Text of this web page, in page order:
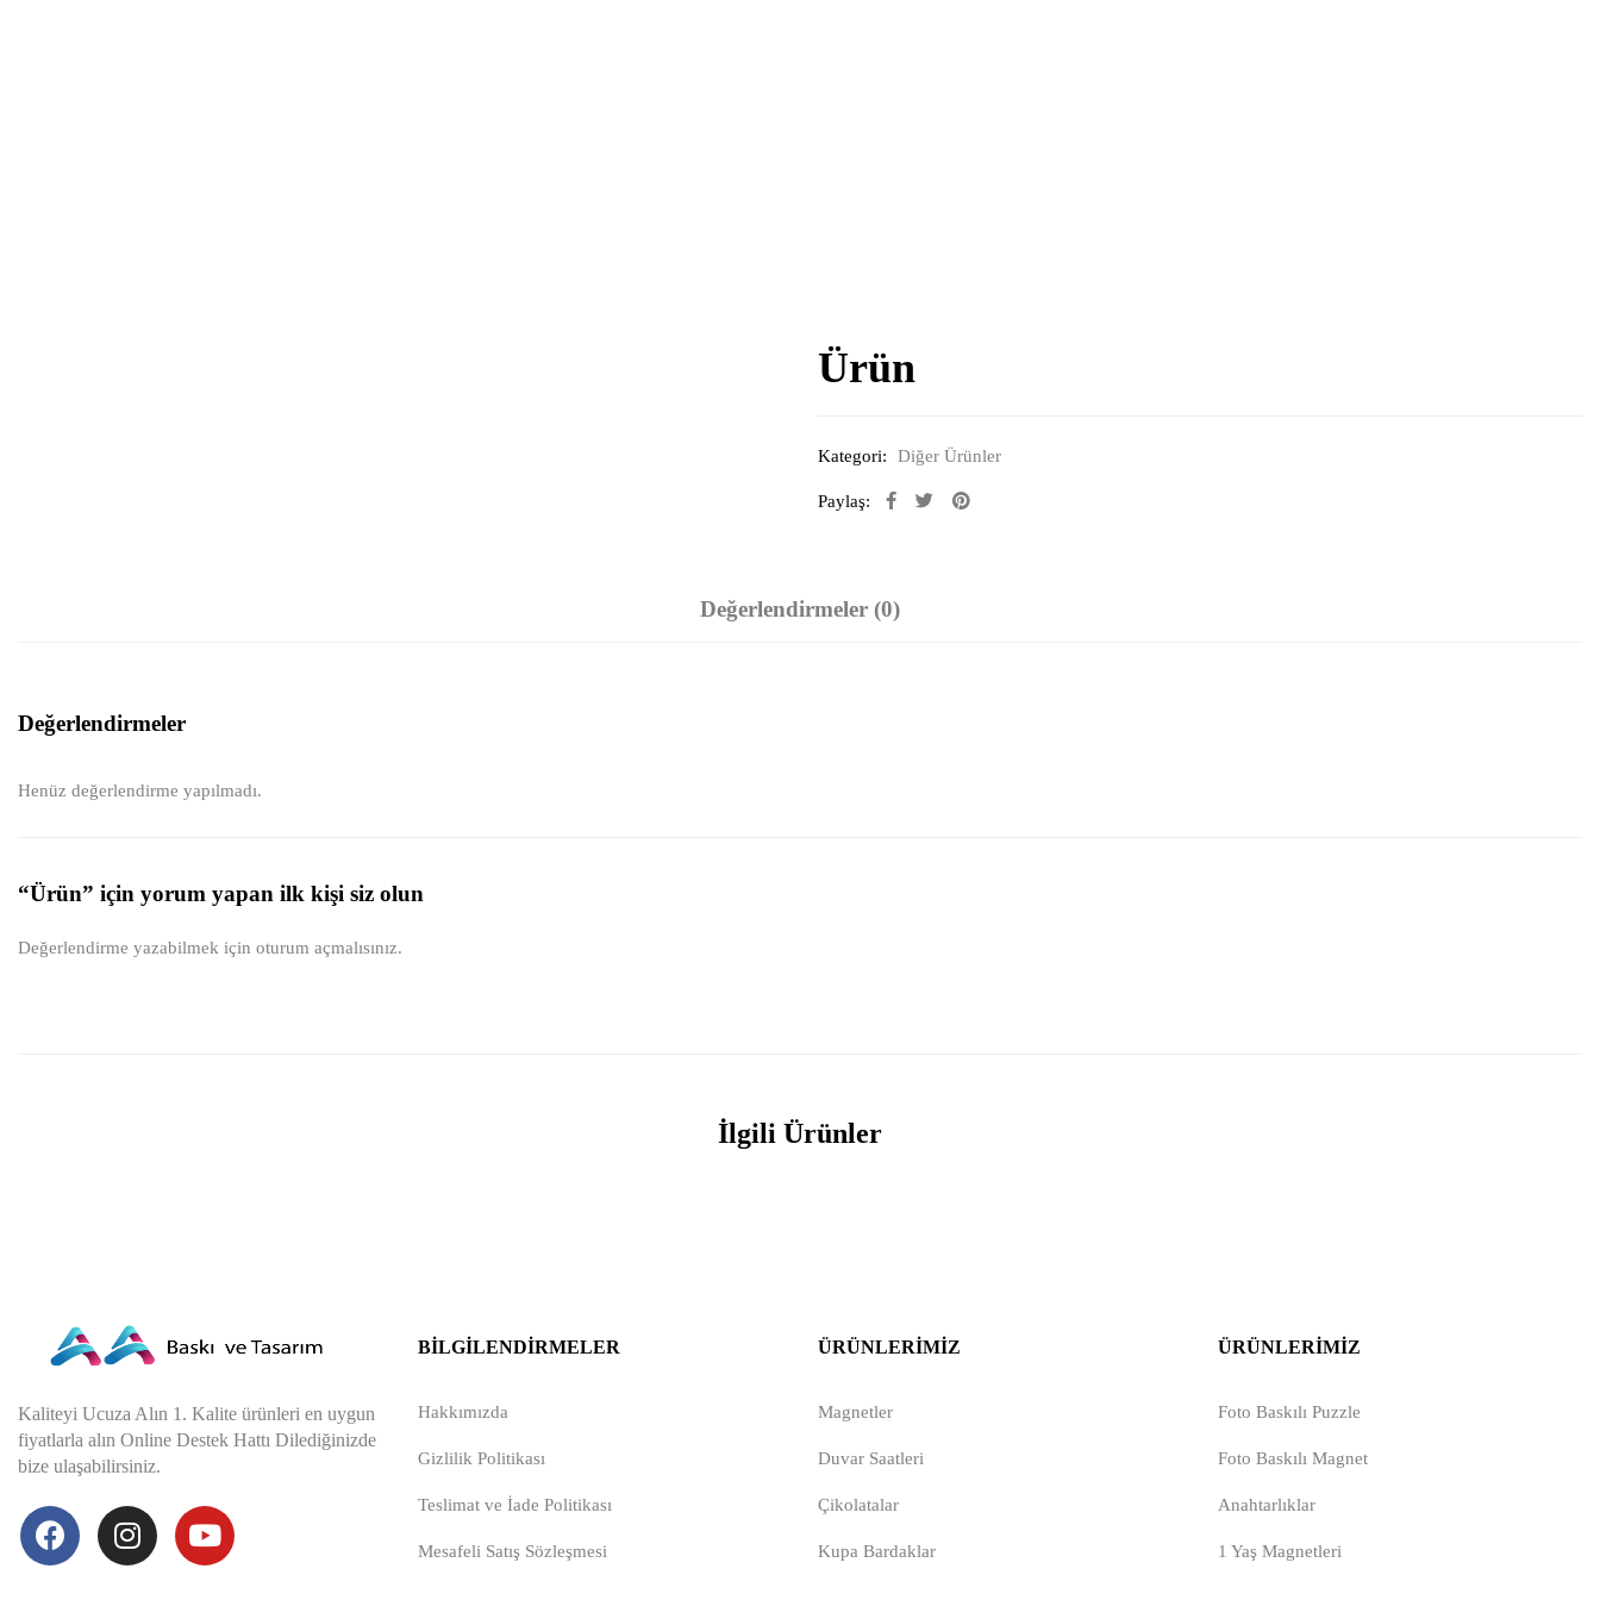
Ürün
Kategori: Diğer Ürünler
Paylaş:
Değerlendirmeler (0)
Değerlendirmeler
Henüz değerlendirme yapılmadı.
“Ürün” için yorum yapan ilk kişi siz olun
Değerlendirme yazabilmek için oturum açmalısınız.
İlgili Ürünler
Kaliteyi Ucuza Alın 1. Kalite ürünleri en uygun
fiyatlarla alın Online Destek Hattı Dilediğinizde
bize ulaşabilirsiniz.
BILGILENDIRMELER
Hakkımızda
Gizlilik Politikası
Teslimat ve İade Politikası
Mesafeli Satış Sözleşmesi
ÜRÜNLERIMIZ
Magnetler
Duvar Saatleri
Çikolatalar
Kupa Bardaklar
ÜRÜNLERIMIZ
Foto Baskılı Puzzle
Foto Baskılı Magnet
Anahtarlıklar
1 Yaş Magnetleri